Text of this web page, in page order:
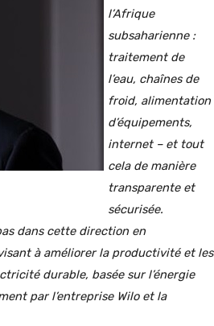
l’Afrique
subsaharienne :
traitement de
l’eau, chaînes de
froid, alimentation
d’équipements,
internet – et tout
cela de manière
transparente et
sécurisée.
dans cette direction en
à améliorer la productivité et les
durable, basée sur l’énergie
par l’entreprise Wilo et la